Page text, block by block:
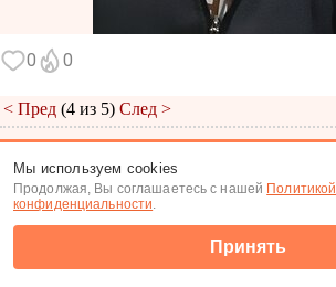
0 0
< Пред (4 из 5) След >
(c) Tabor.ru 2026
Мы используем cookies
Продолжая, Вы соглашаетесь с нашей Политикой
конфиденциальности.
Принять